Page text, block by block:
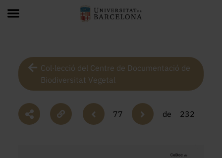
Col·lecció del Centre de Documentació de
Biodiversitat Vegetal
77 de 232